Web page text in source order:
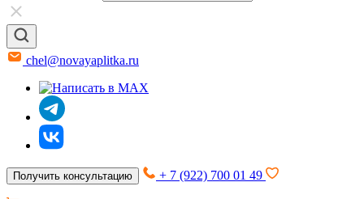
chel@novayaplitka.ru
Получить консультацию + 7 (922) 700 01 49